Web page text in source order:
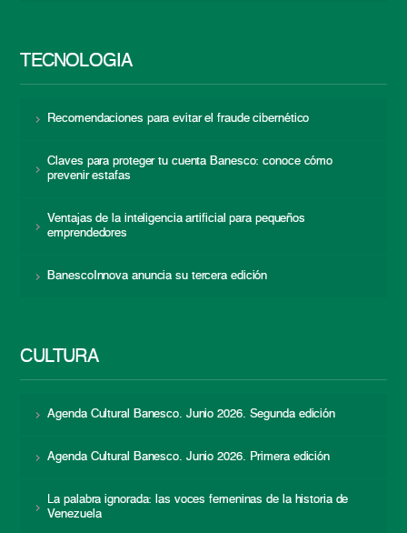
TECNOLOGÍA
Recomendaciones para evitar el fraude cibernético
Claves para proteger tu cuenta Banesco: conoce cómo
prevenir estafas
Ventajas de la inteligencia artificial para pequeños
emprendedores
BanescoInnova anuncia su tercera edición
CULTURA
Agenda Cultural Banesco. Junio 2026. Segunda edición
Agenda Cultural Banesco. Junio 2026. Primera edición
La palabra ignorada: las voces femeninas de la historia de
Venezuela